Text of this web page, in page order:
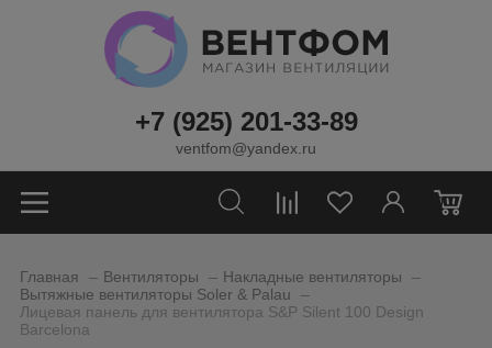
+7 (925) 201-33-89
ventfom@yandex.ru
0
Главная Вентиляторы Накладные вентиляторы
Вытяжные вентиляторы Soler & Palau _
Лицевая панель для вентилятора S&P Silent 100 Design
Barcelona